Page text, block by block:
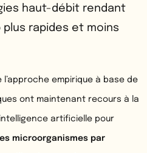
haut-débit rendant
rapides et moins
empirique à base de
ont maintenant recours à la
artificielle pour
microorganismes par